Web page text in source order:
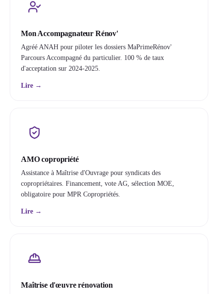
Mon Accompagnateur Rénov'
Agréé ANAH pour piloter les dossiers MaPrimeRénov'
Parcours Accompagné du particulier. 100 % de taux
d'acceptation sur 2024-2025.
Lire →
AMO copropriété
Assistance à Maîtrise d'Ouvrage pour syndicats des
copropriétaires. Financement, vote AG, sélection MOE,
obligatoire pour MPR Copropriétés.
Lire →
Maîtrise d'œuvre rénovation